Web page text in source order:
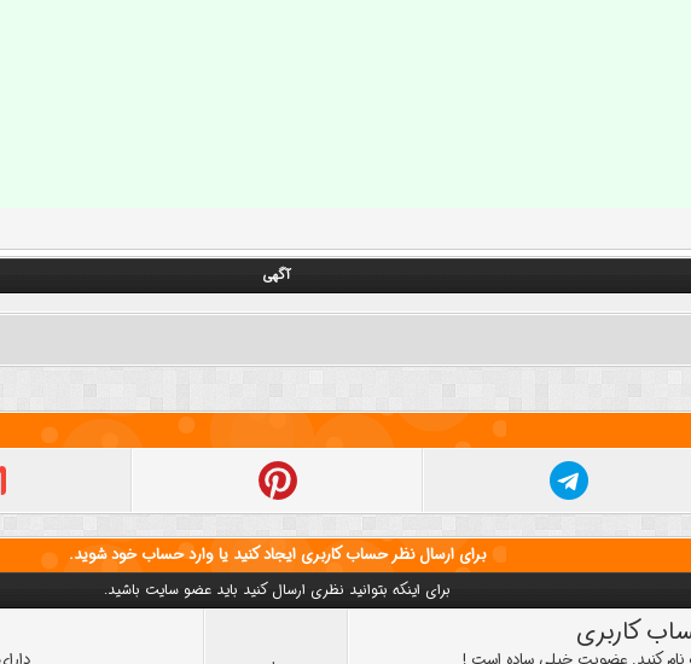
آگهی
برای ارسال نظر حساب کاربری ایجاد کنید یا وارد حساب خود شوید.
برای اینکه بتوانید نظری ارسال کنید باید عضو سایت باشید.
کاربری